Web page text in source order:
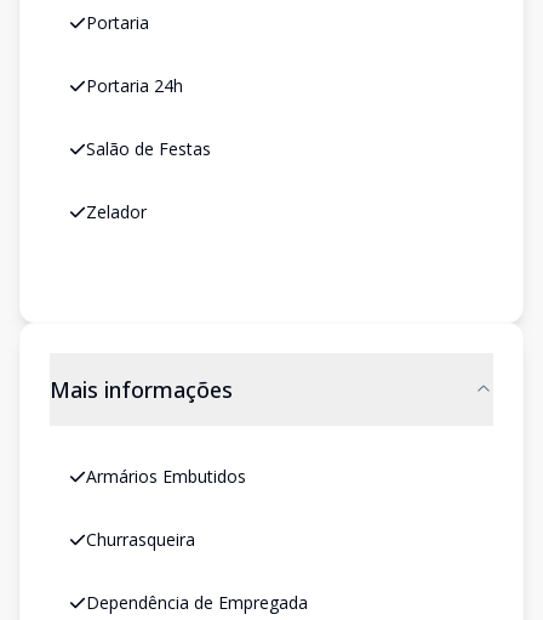
Portaria
Portaria 24h
Salão de Festas
Zelador
Mais informações
Armários Embutidos
Churrasqueira
Dependência de Empregada